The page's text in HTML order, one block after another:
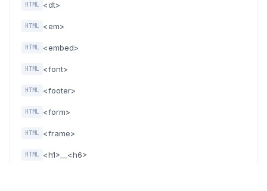
HTML <dt>
HTML <em>
HTML <embed>
HTML <font>
HTML <footer>
HTML <form>
HTML <frame>
HTML <h1>__<h6>